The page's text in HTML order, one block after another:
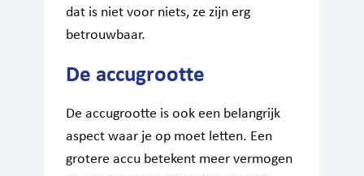
dat is niet voor niets, ze zijn erg
betrouwbaar.
De accugrootte
De accugrootte is ook een belangrijk
aspect waar je op moet letten. Een
grotere accu betekent meer vermogen